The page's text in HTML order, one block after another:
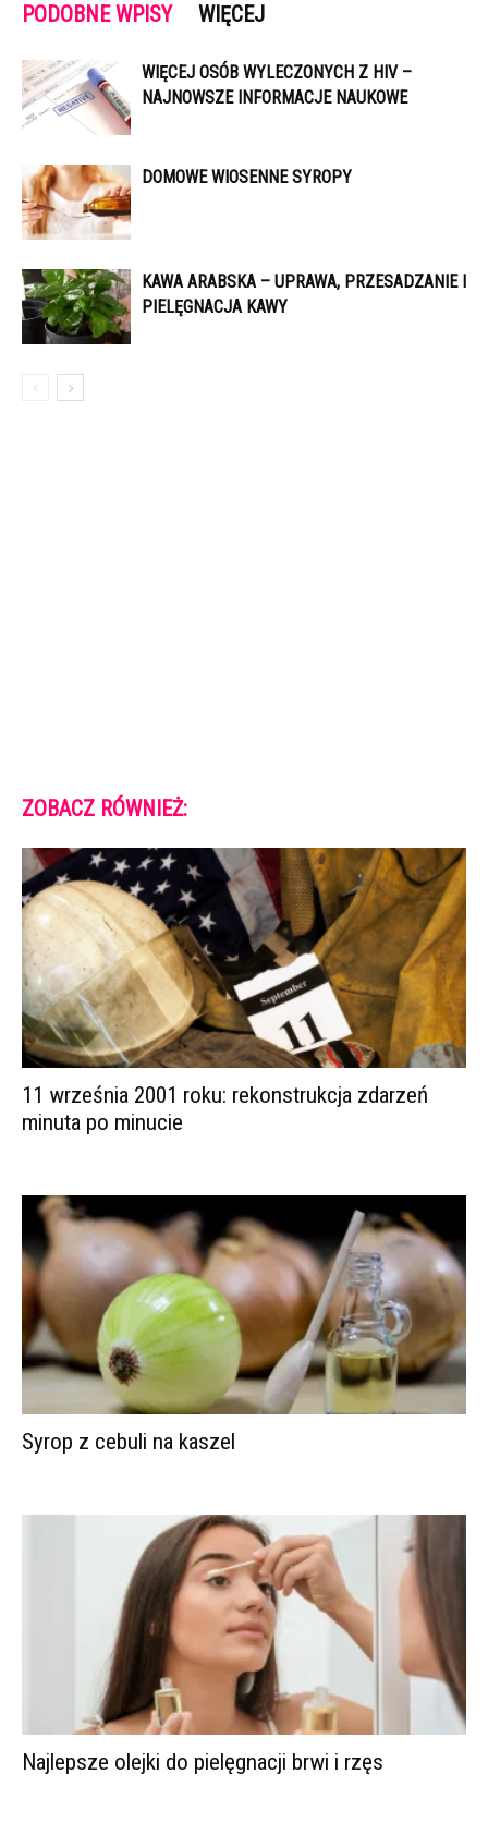
PODOBNE WPISY WIĘCEJ
WIĘCEJ OSÓB WYLECZONYCH Z HIV –
NAJNOWSZE INFORMACJE NAUKOWE
DOMOWE WIOSENNE SYROPY
KAWA ARABSKA – UPRAWA, PRZESADZANIE I
PIELĘGNACJA KAWY
ZOBACZ RÓWNIEŻ:
11 września 2001 roku: rekonstrukcja zdarzeń
minuta po minucie
Syrop z cebuli na kaszel
Najlepsze olejki do pielęgnacji brwi i rzęs